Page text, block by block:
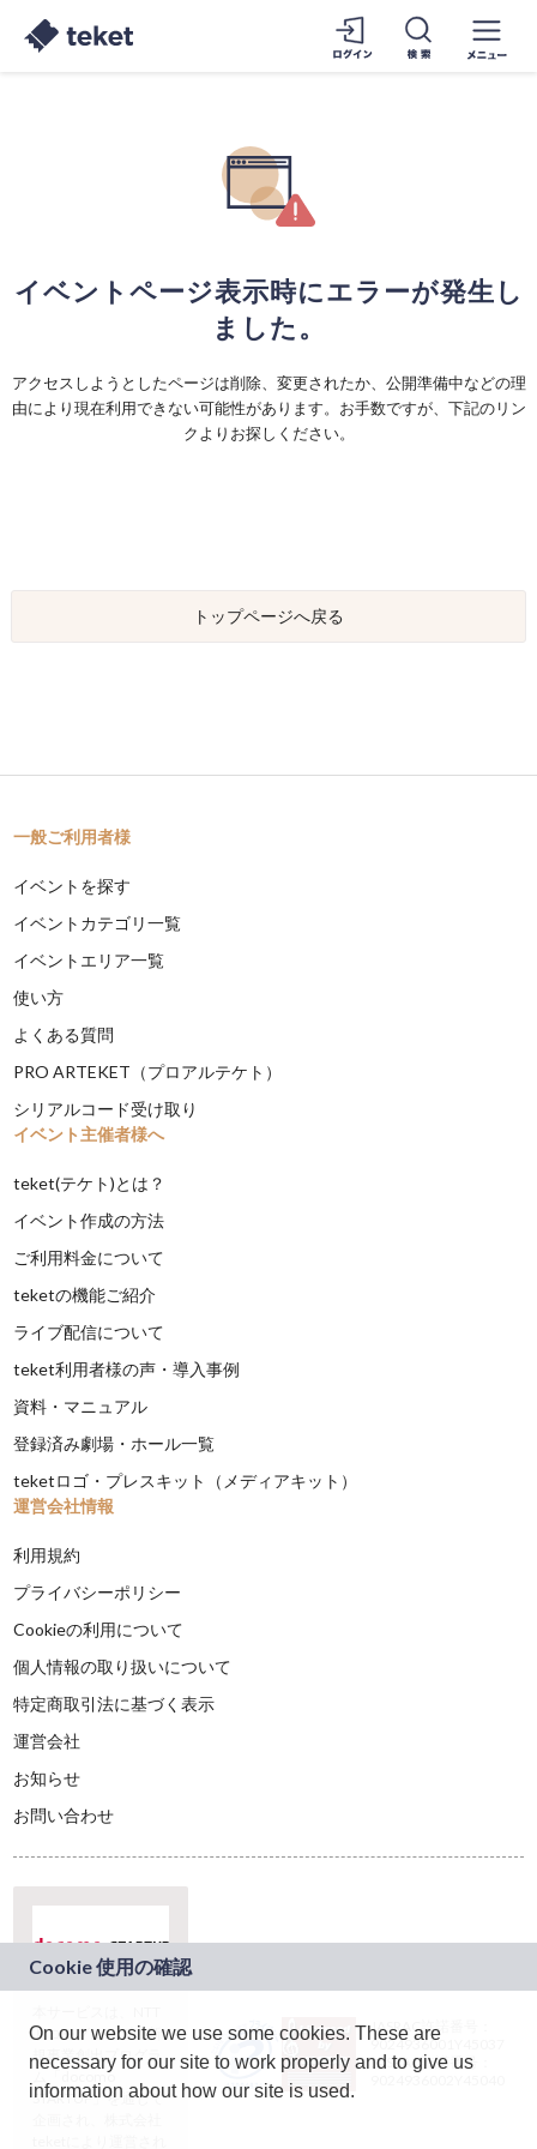
イベントページ表示時にエラーが発生し
ました。
アクセスしようとしたページは削除、変更されたか、公開準備中などの理
由により現在利用できない可能性があります。お手数ですが、下記のリン
クよりお探しください。
トップページへ戻る
一般ご利用者様
イベントを探す
イベントカテゴリ一覧
イベントエリア一覧
使い方
よくある質問
PRO ARTEKET（プロアルテケト）
シリアルコード受け取り
イベント主催者様へ
teket(テケト)とは？
イベント作成の方法
ご利用料金について
teketの機能ご紹介
ライブ配信について
teket利用者様の声・導入事例
資料・マニュアル
登録済み劇場・ホール一覧
teketロゴ・プレスキット（メディアキット）
運営会社情報
利用規約
プライバシーポリシー
Cookieの利用について
個人情報の取り扱いについて
特定商取引法に基づく表示
運営会社
お知らせ
お問い合わせ
ドコモグループの新
規事業創出プログラ
ム「docomo
STARTUP」を通じて
JASRAC許諾番号：
9024936001Y45037
JASRAC許諾番号：
On our website we use some cookies. These are
necessary for our site to work properly and to give us
information about how our site is used.